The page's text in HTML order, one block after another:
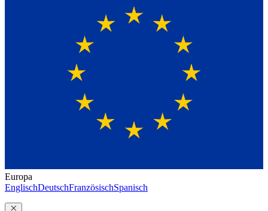
Europa
EnglischDeutschFranzösischSpanisch